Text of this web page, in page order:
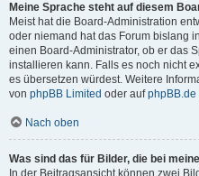
Meine Sprache steht auf diesem
Meist hat die Board-Administration
oder niemand hat das Forum bislang
einen Board-Administrator, ob er das
installieren kann. Falls es noch nicht
es übersetzen würdest. Weitere
von phpBB Limited oder aufphpBB.de
Nach oben
Was sind das für Bilder, die bei